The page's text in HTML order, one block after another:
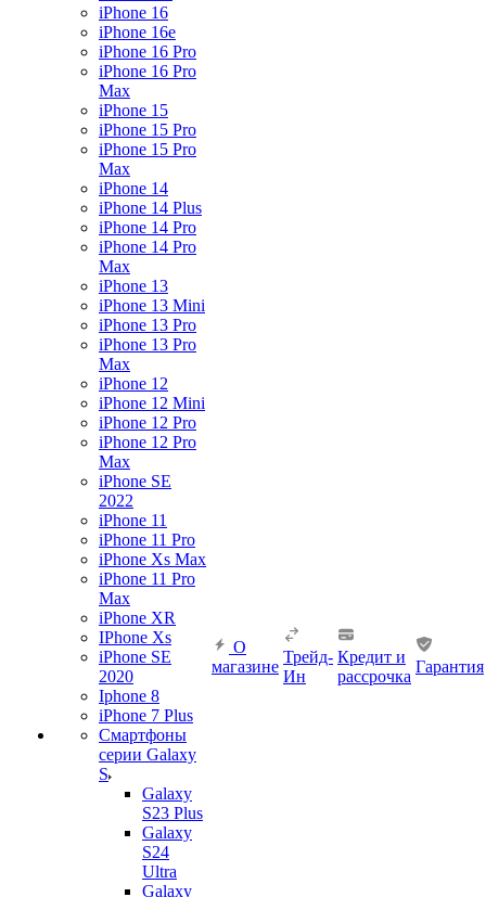
iPhone 16
iPhone 16e
iPhone 16 Pro
iPhone 16 Pro
Max
iPhone 15
iPhone 15 Pro
iPhone 15 Pro
Max
iPhone 14
iPhone 14 Plus
iPhone 14 Pro
iPhone 14 Pro
Max
iPhone 13
iPhone 13 Mini
iPhone 13 Pro
iPhone 13 Pro
Max
iPhone 12
iPhone 12 Mini
iPhone 12 Pro
iPhone 12 Pro
Max
iPhone SE
2022
iPhone 11
iPhone 11 Pro
iPhone Xs Max
iPhone 11 Pro
Max
iPhone XR
IPhone Xs
iPhone SE
2020
Iphone 8
iPhone 7 Plus
Смартфоны
серии Galaxy
S
Galaxy
S23 Plus
Galaxy
S24
Ultra
Galaxy
О
магазине
Трейд-
Ин
Кредит и
рассрочка
Гарантия